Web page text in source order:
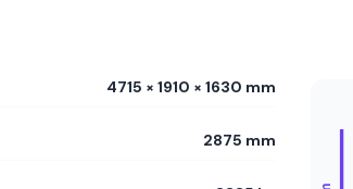
4715 × 1910 × 1630 mm
2875 mm